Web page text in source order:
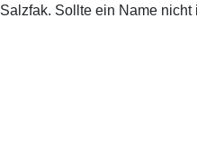
Salzfak. Sollte ein Name